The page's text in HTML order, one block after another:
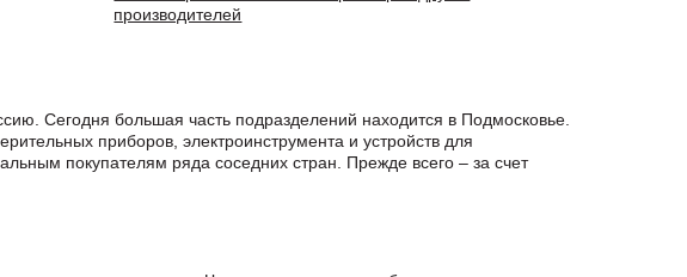
производителей
Сегодня большая часть подразделений находится в Подмосковье.
приборов, электроинструмента и устройств для
покупателям ряда соседних стран. Прежде всего – за счет